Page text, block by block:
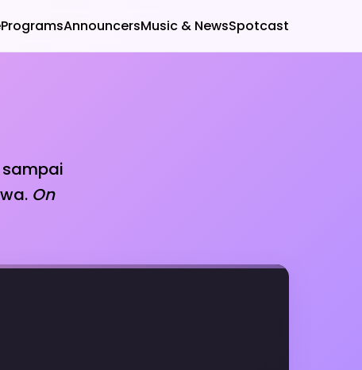
ProgramsAnnouncersMusic & NewsSpotcast
On